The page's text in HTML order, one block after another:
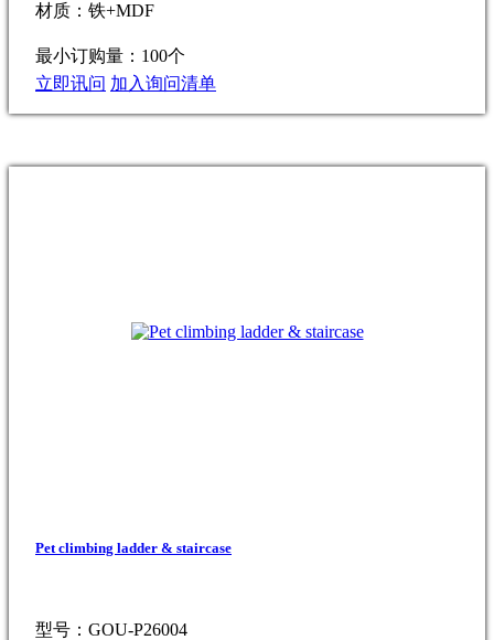
材质：铁+MDF
最小订购量：100个
立即讯问 加入询问清单
Pet climbing ladder & staircase
型号：GOU-P26004